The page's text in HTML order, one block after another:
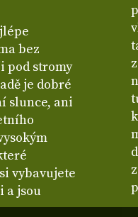
bez
pod stromy
je dobré
slunce, ani
vybavujete
a jsou